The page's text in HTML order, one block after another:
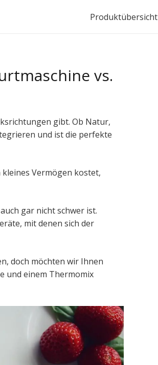
Produktübersicht
vs.
gibt. Ob Natur,
und ist die perfekte
Vermögen kostet,
gar nicht schwer ist.
mit denen sich der
doch möchten wir Ihnen
und einem Thermomix